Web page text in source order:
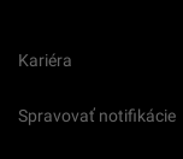
Kariéra
Spravovať notifikácie